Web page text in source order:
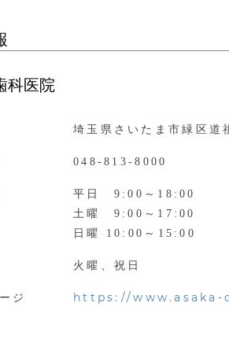
科医院
埼玉県さいたま市緑区道
048-813-8000
平日 9:00～18:00
土曜 9:00～17:00
日曜 10:00～15:00
火曜、祝日
ジ https://www.asaka-